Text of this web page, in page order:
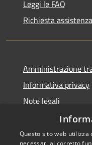
Leggi le FAQ
Richiesta assistenza
Amministrazione
Informativa privacy
Note legali
Dichiarazione di
Questo sito web
necessari al corretto